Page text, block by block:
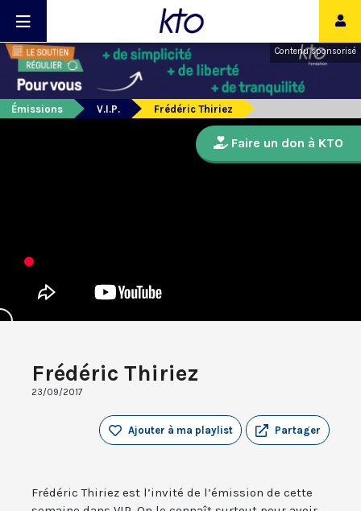
Contenu sponsorisé
Émissions V.I.P. Frédéric Thiriez
Frédéric Thiriez
23/09/2017
Partager
Ajouter à ma playlist
Frédéric Thiriez est l’invité de l’émission de cette
Faire un don à KTO